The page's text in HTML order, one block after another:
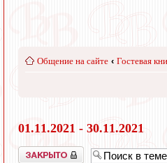
Общение на сайте ‹ Гостевая
01.11.2021 - 30.11.2021
Закрыто